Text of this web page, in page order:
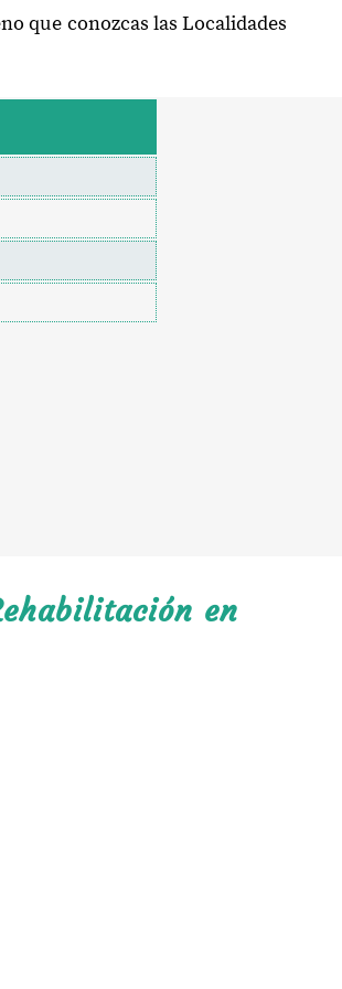
que conozcas las Localidades
en